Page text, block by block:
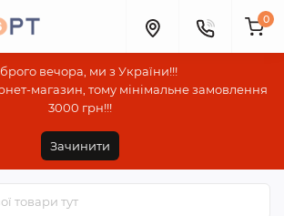
вечора, ми з України!!!
магазин, тому мінімальне замовлення
3000 грн!!!
Зачинити
0